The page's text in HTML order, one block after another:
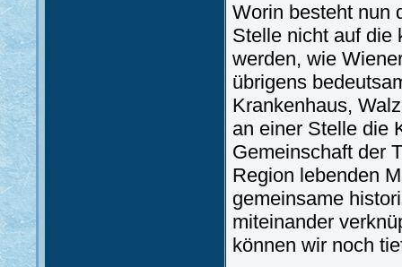
Worin besteht nun
Stelle nicht auf die
werden, wie
übrigens
Krankenhaus,
an einer Stelle die
Gemeinschaft der
Region lebenden
gemeinsame
miteinander
können wir noch